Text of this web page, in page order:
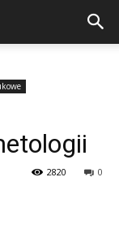
0
2820